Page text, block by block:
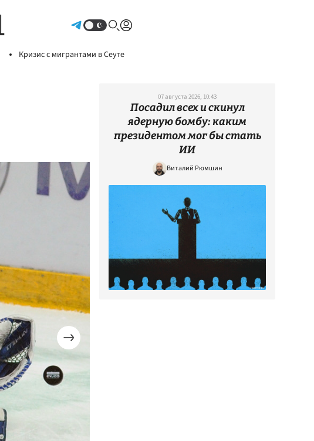
Кризис с мигрантами в Сеуте
07 августа 2026, 10:43
Посадил всех и скинул
ядерную бомбу: каким
президентом мог бы стать
ИИ
Виталий Рюмшин